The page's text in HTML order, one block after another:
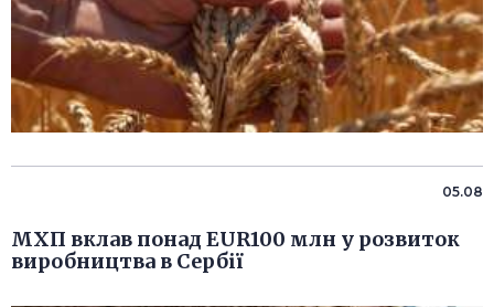
05.08
МХП вклав понад EUR100 млн у розвиток
виробництва в Сербії